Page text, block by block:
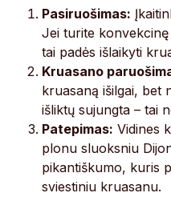
Pasiruošimas:
Jei turite
tai padės išlaikyti
Kruasano
kruasaną išilgai, bet
išliktų sujungta – tai
Patepimas: Vidines
plonu sluoksniu
pikantiškumo, kuris
sviestiniu kruasanu.